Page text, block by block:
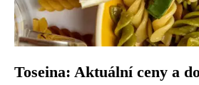
Toseina: Aktuální ceny a